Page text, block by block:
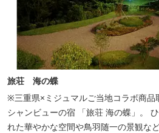
旅荘 海の蝶
※三重県×ミジュマルご当地コラボ商品取扱店舗 伊勢
シャンビューの宿 「旅荘 海の蝶」。
れた華やかな空間や鳥羽随一の景観な